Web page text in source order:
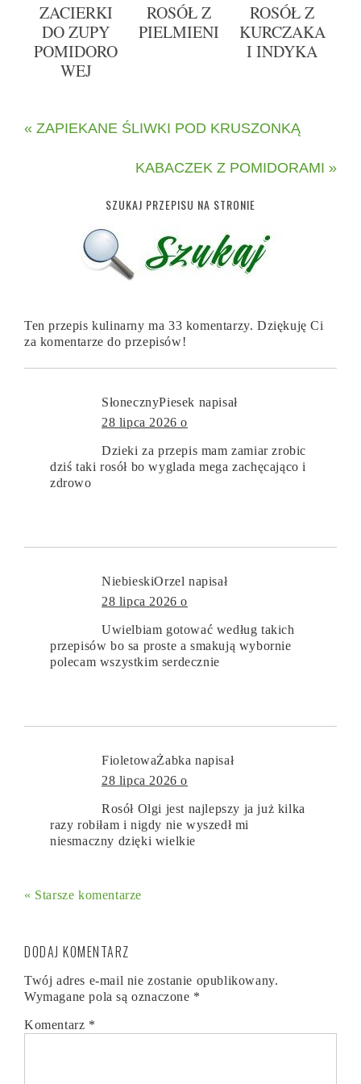
ZACIERKI
DO ZUPY
POMIDORO
WEJ
ROSÓŁ Z
PIELMIENI
ROSÓŁ Z
KURCZAKA
I INDYKA
« ZAPIEKANE ŚLIWKI POD KRUSZONKĄ
KABACZEK Z POMIDORAMI »
SZUKAJ PRZEPISU NA STRONIE
Ten przepis kulinarny ma 33 komentarzy. Dziękuję Ci
za komentarze do przepisów!
SłonecznyPiesek napisał
28 lipca 2026 o
Dzieki za przepis mam zamiar zrobic
dziś taki rosół bo wyglada mega zachęcająco i
zdrowo
NiebieskiOrzel napisał
28 lipca 2026 o
Uwielbiam gotować według takich
przepisów bo sa proste a smakują wybornie
polecam wszystkim serdecznie
FioletowaŻabka napisał
28 lipca 2026 o
Rosół Olgi jest najlepszy ja już kilka
razy robiłam i nigdy nie wyszedł mi
niesmaczny dzięki wielkie
« Starsze komentarze
DODAJ KOMENTARZ
Twój adres e-mail nie zostanie opublikowany.
Wymagane pola są oznaczone *
Komentarz *